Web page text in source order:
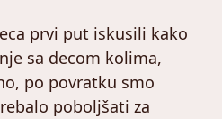
prvi put iskusili kako
sa decom kolima,
po povratku smo
poboljšati za